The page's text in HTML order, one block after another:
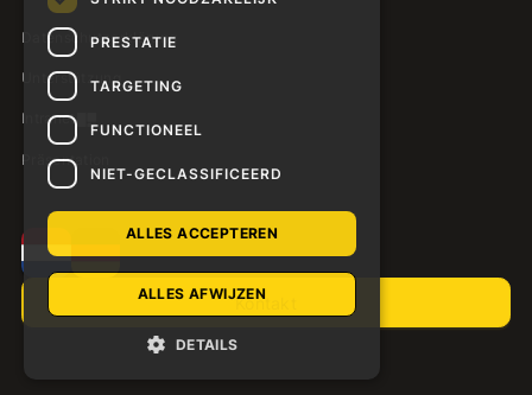
Datenschutzerklärung
Unterstützung
Intranet
Präsentation
Kontakt
PRESTATIE
TARGETING
FUNCTIONEEL
NIET-GECLASSIFICEERD
ALLES ACCEPTEREN
ALLES AFWIJZEN
DETAILS